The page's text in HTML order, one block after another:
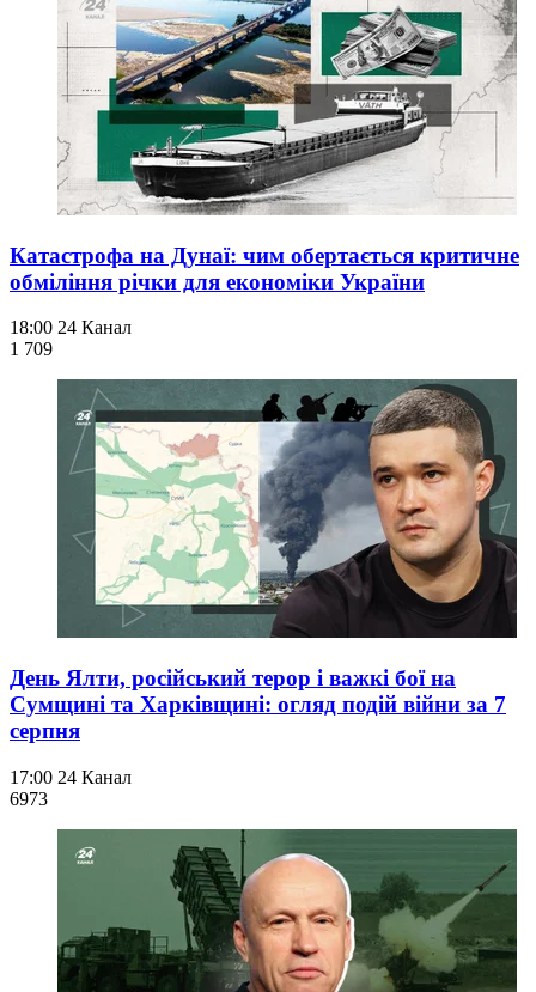
Катастрофа на Дунаї: чим обертається критичне
обміління річки для економіки України
18:00 24 Канал
1 709
День Ялти, російський терор і важкі бої на
Сумщині та Харківщині: огляд подій війни за 7
серпня
17:00 24 Канал
6973